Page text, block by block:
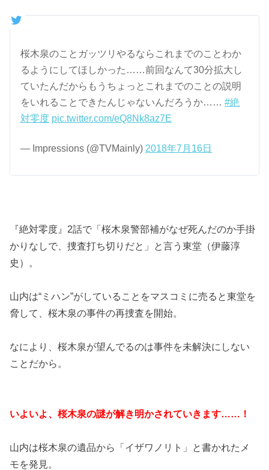
桜木泉のことガッツリやるならこれまでのことわか
るようにしてほしかった……前回なんて30分拡大し
ていたんだからもうちょっとこれまでのことの説明
をいれることできたんじゃないんだろうか……#絶
対零度 pic.twitter.com/eQ8Nk8az7E
— Impressions (@TVMainly) 2018年7月16日
『絶対零度』2話で「桜木泉警部補がなぜ死んだのか手掛
かりなしで、捜査打ち切りだと」と言う東堂（伊藤淳
史）。
山内は“ミハン”がしていることをマスコミに売ると東堂を
脅して、桜木泉の事件の再捜査を開始。
なにより、桜木泉が望んでるのは事件を未解決にしない
ことだから。
いよいよ、桜木泉の謎が解き明かされていきます……！
山内は桜木泉の遺品から「イザワノリト」と書かれたメ
モを発見。